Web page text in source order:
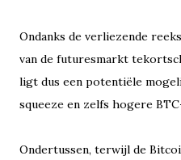
Ondanks de verliezende
van de futuresmarkt
ligt dus een potentiële
squeeze en zelfs hogere
Ondertussen, terwijl de